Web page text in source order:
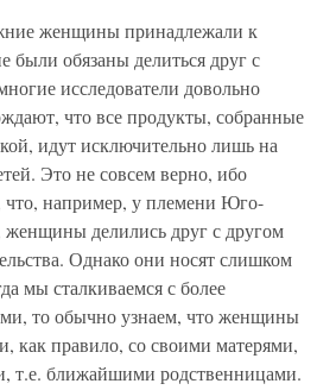
женщины принадлежали к
были обязаны делиться друг с
исследователи довольно
что все продукты, собранные
идут исключительно лишь на
Это не совсем верно, ибо
например, у племени Юго-
делились друг с другом
Однако они носят слишком
мы сталкиваемся с более
то обычно узнаем, что женщины
как правило, со своими матерями,
т.е. ближайшими родственницами.